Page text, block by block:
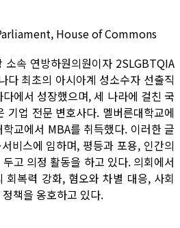
House of Commons
속 연방하원의원이자 2SLGBTQIA
다 최초의 아시아계 성소수자 선출직
에서 성장했으며, 세 나라에 걸친 국
기업 전문 변호사다. 멜버른대학교에
교에서 MBA를 취득했다. 이러한 글
비스에 임하며, 평등과 포용, 인간의
고 의정 활동을 하고 있다. 의회에서
복력 강화, 혐오와 차별 대응, 사회
책을 옹호하고 있다.